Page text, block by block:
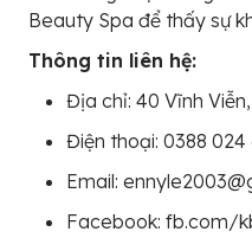
Beauty Spa để thấy sự
Thông tin liên hệ:
Địa chỉ: 40 Vĩnh
Điện thoại: 0388 024
Email:
Facebook: fb.com/